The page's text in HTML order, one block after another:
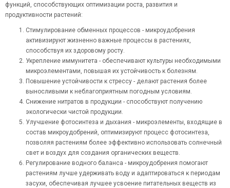
функций, способствующих оптимизации роста, развития и
продуктивности растений:
Стимулирование обменных процессов - микроудобрения
активизируют жизненно важные процессы в растениях,
способствуя их здоровому росту.
Укрепление иммунитета - обеспечивают культуры необходимыми
микроэлементами, повышая их устойчивость к болезням.
Повышение устойчивости к стрессу - делают растения более
выносливыми к неблагоприятным погодным условиям.
Снижение нитратов в продукции - способствуют получению
экологически чистой продукции.
Улучшение фотосинтеза и дыхания - микроэлементы, входящие в
состав микроудобрений, оптимизируют процесс фотосинтеза,
позволяя растениям более эффективно использовать солнечный
свет и воздух для создания органических веществ.
Регулирование водного баланса - микроудобрения помогают
растениям лучше удерживать воду и адаптироваться к периодам
засухи, обеспечивая лучшее усвоение питательных веществ из